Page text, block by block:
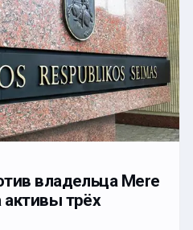
владельца Mere
трёх